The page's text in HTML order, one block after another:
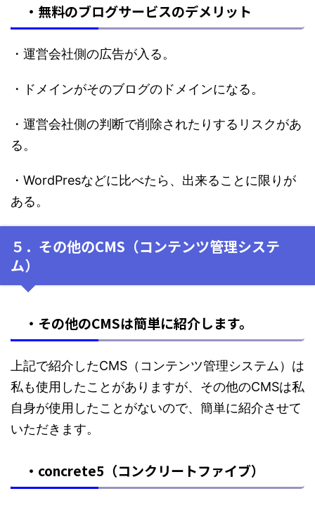
・無料のブログサービスのデメリット
・運営会社側の広告が入る。
・ドメインがそのブログのドメインになる。
・運営会社側の判断で削除されたりするリスクがあ
る。
・WordPresなどに比べたら、出来ることに限りが
ある。
５．その他のCMS（コンテンツ管理システ
ム）
・その他のCMSは簡単に紹介します。
上記で紹介したCMS（コンテンツ管理システム）は
私も使用したことがありますが、その他のCMSは私
自身が使用したことがないので、簡単に紹介させて
いただきます。
・concrete5（コンクリートファイブ）